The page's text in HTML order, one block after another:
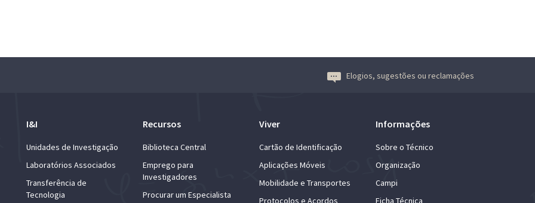
Elogios, sugestões ou reclamações
I&I
Unidades de Investigação
Laboratórios Associados
Transferência de
Tecnologia
Recursos
Biblioteca Central
Emprego para
Investigadores
Procurar um Especialista
Viver
Cartão de Identificação
Aplicações Móveis
Mobilidade e Transportes
Protocolos e Acordos
Informações
Sobre o Técnico
Organização
Campi
Ficha Técnica